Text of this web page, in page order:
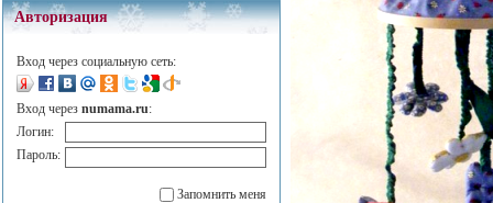
Авторизация
Вход через социальную сеть:
Вход через numama.ru:
Логин:
Пароль:
Запомнить меня